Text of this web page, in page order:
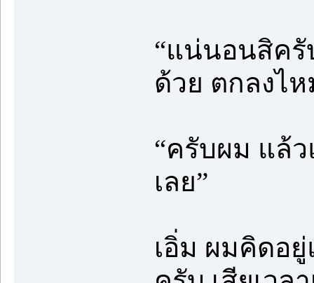
“แน่นอนสิค
ด้วย ตกลงไ
“ครับผม แล้
เลย”
เอิ่ม ผมคิดอ